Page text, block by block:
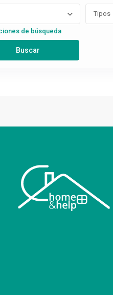
Tipos
de búsqueda